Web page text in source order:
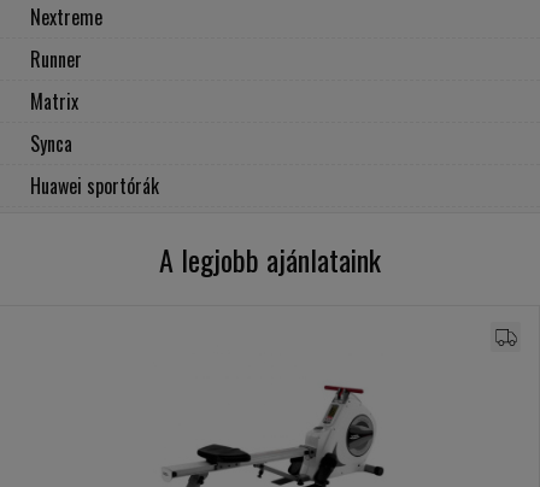
Nextreme
Runner
Matrix
Synca
Huawei sportórák
A legjobb ajánlataink